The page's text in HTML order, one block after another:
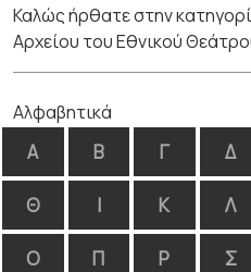
Καλώς ήρθατε στην
Αρχείου του Εθνικού
Αλφαβητικά
Α Β Γ Δ
Θ Ι Κ Λ
Ο Π Ρ Σ